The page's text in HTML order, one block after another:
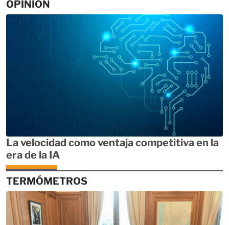
OPINIÓN
La velocidad como ventaja competitiva en la
era de la IA
TERMÓMETROS